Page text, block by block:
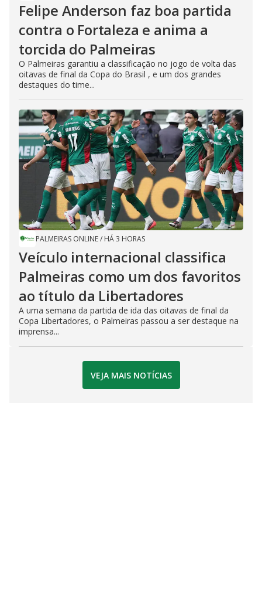
Felipe Anderson faz boa partida
contra o Fortaleza e anima a
torcida do Palmeiras
O Palmeiras garantiu a classificação no jogo de volta das
oitavas de final da Copa do Brasil , e um dos grandes
destaques do time...
PALMEIRAS ONLINE/ HÁ 3 HORAS
Veículo internacional classifica
Palmeiras como um dos favoritos
ao título da Libertadores
A uma semana da partida de ida das oitavas de final da
Copa Libertadores, o Palmeiras passou a ser destaque na
imprensa...
VEJA MAIS NOTÍCIAS